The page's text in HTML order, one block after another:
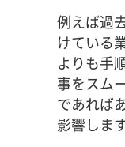
例えば過
けている
よりも手
事をスム
であれば
影響します